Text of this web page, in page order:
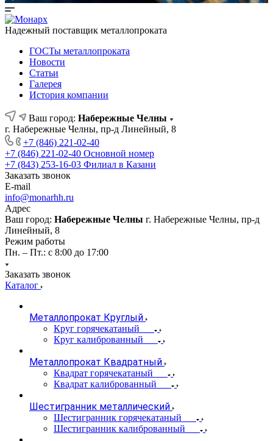
Надежный поставщик металлопроката
ГОСТы металлопроката
Новости
Статьи
Галерея
История компании
Ваш город: Набережные Челны
г. Набережные Челны, пр-д Линейный, 8
+7 (846) 221-02-40
+7 (846) 221-02-40 Основной номер
+7 (843) 253-16-03 Филиал в Казани
Заказать звонок
E-mail
info@monarhh.ru
Адрес
Ваш город: Набережные Челны г. Набережные Челны, пр-д
Линейный, 8
Режим работы
Пн. – Пт.: с 8:00 до 17:00
Заказать звонок
Каталог
Металлопрокат Круглый
Круг горячекатаный
Круг калиброванный
Металлопрокат Квадратный
Квадрат горячекатаный
Квадрат калиброванный
Шестигранник металлический
Шестигранник горячекатаный
Шестигранник калиброванный